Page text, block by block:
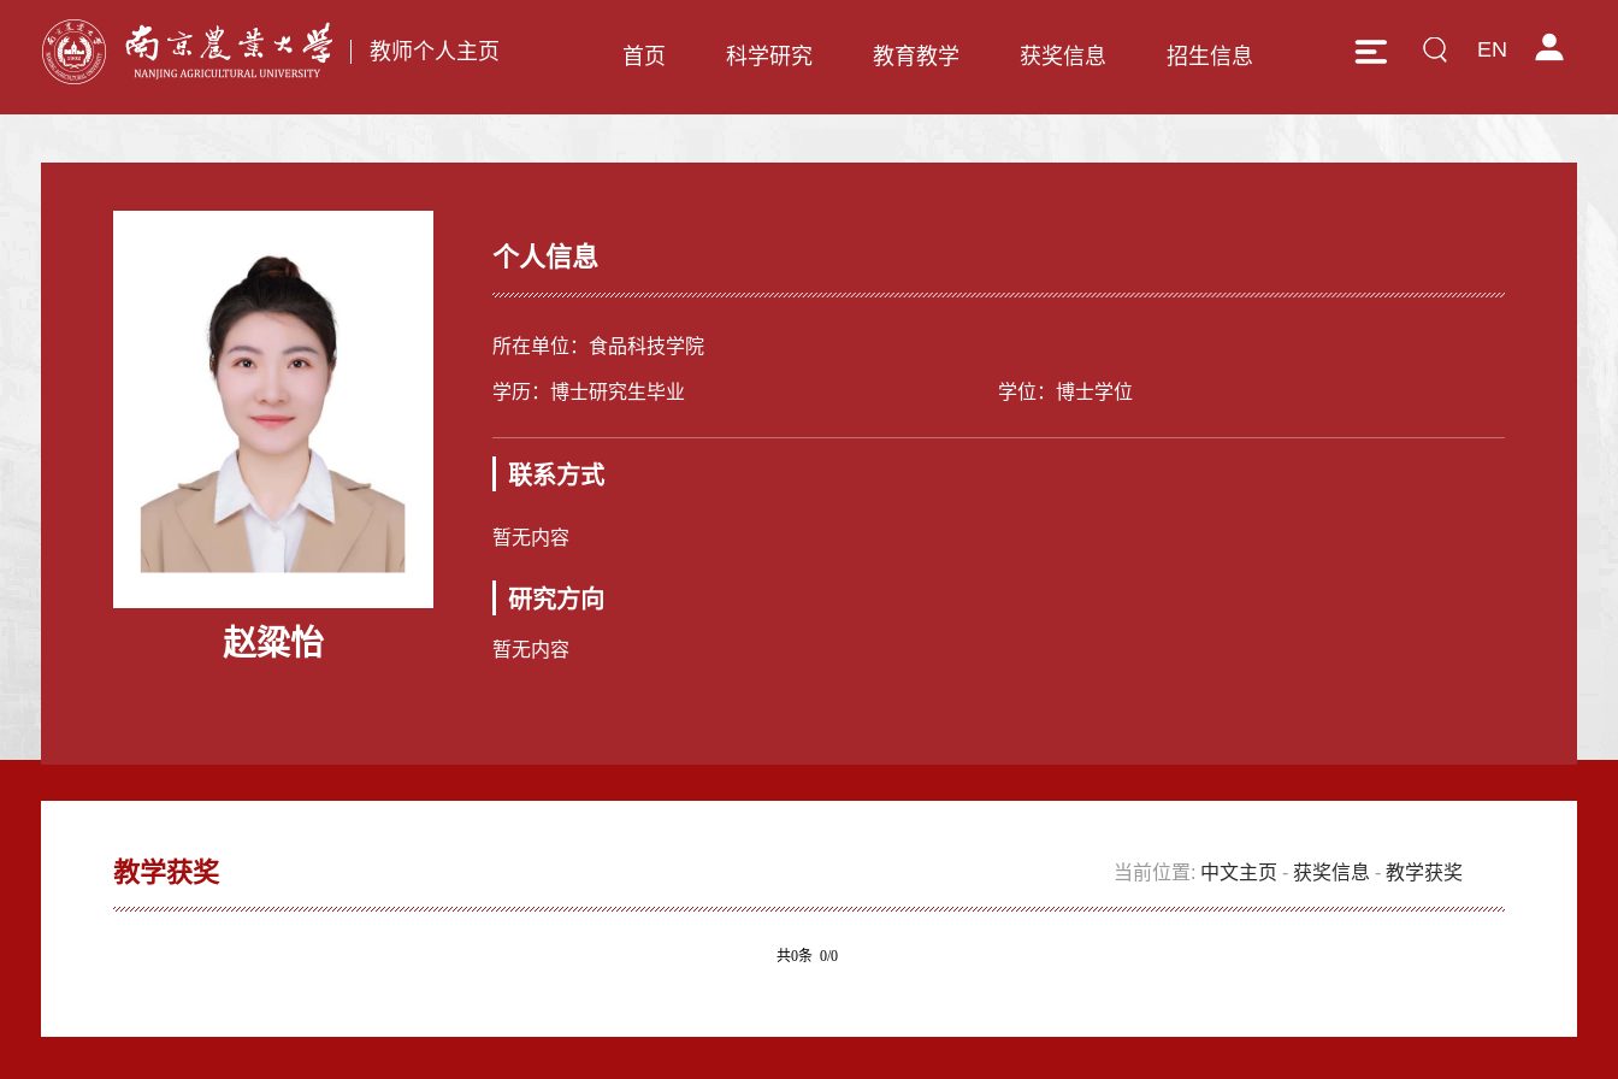
教师个人主页 EN
首页 科学研究 教育教学 获奖信息 招生信息
赵粱怡
个人信息
所在单位：食品科技学院
学历：博士研究生毕业 学位：博士学位
联系方式
暂无内容
研究方向
暂无内容
教学获奖 当前位置: 中文主页 -获奖信息 -教学获奖
共0条 0/0